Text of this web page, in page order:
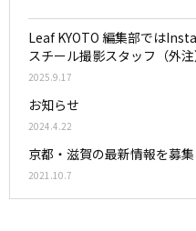
Leaf KYOTO 編集部では
スチール撮影スタッフ（外
2025.9.17
お知らせ
2024.4.22
京都・滋賀の最新情報を募集
2021.10.7